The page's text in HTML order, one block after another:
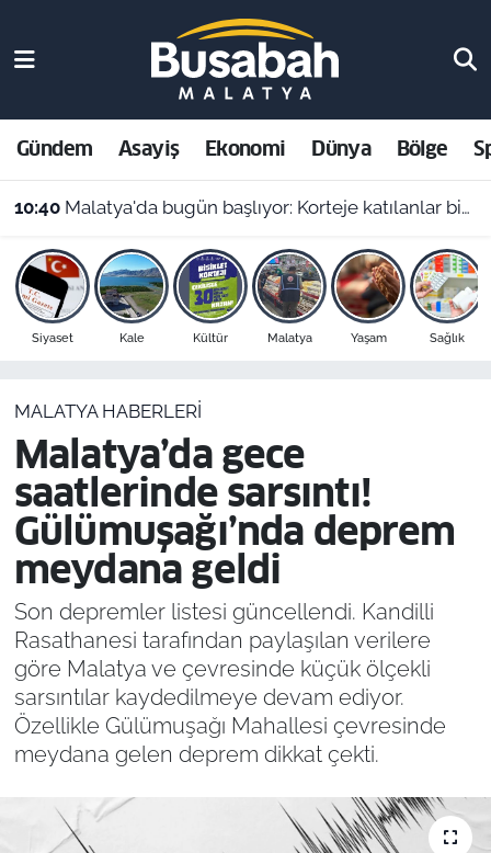
Gündem Asayiş Ekonomi Dünya Bölge
10:40 Malatya'da bugün başlıyor: Korteje katılanlar bisiklet kazanma şansı yakalayacak
Siyaset Kale Kültür Malatya Yaşam Sağlık
MALATYA HABERLERI
Malatya’da gece
saatlerinde sarsıntı!
Gülümuşağı’nda deprem
meydana geldi
Son depremler listesi güncellendi. Kandilli
Rasathanesi tarafından paylaşılan verilere
göre Malatya ve çevresinde küçük ölçekli
sarsıntılar kaydedilmeye devam ediyor.
Özellikle Gülümuşağı Mahallesi çevresinde
meydana gelen deprem dikkat çekti.
Asayiş
Ekonomi
Dünya
Bölge
Resmi İlanlar
Malatya Nöbetçi Eczaneler
Malatya Hava Durumu
Malatya Namaz Vakitleri
Malatya Trafik Yoğunluk Haritası
Süper Lig Puan Durumu ve Fikstür
Son Dakika Haberleri
Haber Arşivi